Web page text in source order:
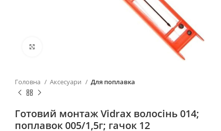
Головна Аксесуари Для поплавка
Готовий монтаж Vidrax волосінь 014;
поплавок 005/1,5г; гачок 12